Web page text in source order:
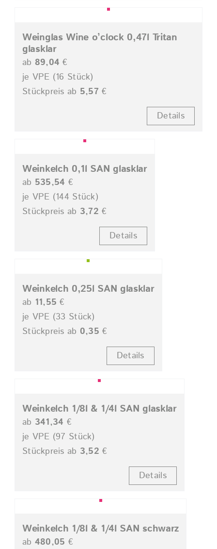
Weinglas Wine o’clock 0,47l Tritan
glasklar
ab 89,04 €
je VPE (16 Stück)
Stückpreis ab 5,57 €
Details
Weinkelch 0,1l SAN glasklar
ab 535,54 €
je VPE (144 Stück)
Stückpreis ab 3,72 €
Details
Weinkelch 0,25l SAN glasklar
ab 11,55 €
je VPE (33 Stück)
Stückpreis ab 0,35 €
Details
Weinkelch 1/8l & 1/4l SAN glasklar
ab 341,34 €
je VPE (97 Stück)
Stückpreis ab 3,52 €
Details
Weinkelch 1/8l & 1/4l SAN schwarz
ab 480,05 €